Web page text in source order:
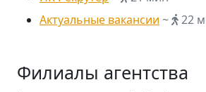
Актуальные вакансии ~ 22
Филиалы агентства